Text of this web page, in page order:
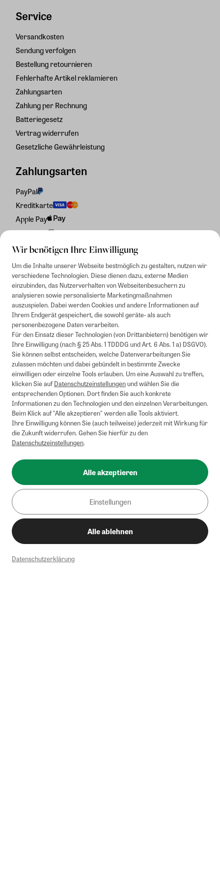
Wir benötigen Ihre Einwilligung
Um die Inhalte unserer Webseite bestmöglich zu gestalten, nutzen wir
verschiedene Technologien. Diese dienen dazu, externe Medien
einzubinden, das Nutzerverhalten von Webseitenbesuchern zu
analysieren sowie personalisierte Marketingmaßnahmen
auszuspielen. Dabei werden Cookies und andere Informationen auf
Ihrem Endgerät gespeichert, die sowohl geräte- als auch
personenbezogene Daten verarbeiten.
Für den Einsatz dieser Technologien (von Drittanbietern) benötigen wir
Ihre Einwilligung (nach § 25 Abs. 1 TDDDG und Art. 6 Abs. 1 a) DSGVO).
Sie können selbst entscheiden, welche Datenverarbeitungen Sie
zulassen möchten und dabei gebündelt in bestimmte Zwecke
einwilligen oder einzelne Tools erlauben. Um eine Auswahl zu treffen,
klicken Sie aufDatenschutzeinstellungenund wählen Sie die
entsprechenden Optionen. Dort finden Sie auch konkrete
Informationen zu den Technologien und den einzelnen Verarbeitungen.
Beim Klick auf "Alle akzeptieren" werden alle Tools aktiviert.
Ihre Einwilligung können Sie (auch teilweise) jederzeit mit Wirkung für
die Zukunft widerrufen. Gehen Sie hierfür zu den
Datenschutzeinstellungen.
Alle akzeptieren
Einstellungen
Alle ablehnen
Datenschutzerklärung
Service
Versandkosten
Sendung verfolgen
Bestellung retournieren
Fehlerhafte Artikel reklamieren
Zahlungsarten
Zahlung per Rechnung
Batteriegesetz
Vertrag widerrufen
Gesetzliche Gewährleistung
Zahlungsarten
PayPal
Kreditkarte
Apple Pay
Rechnung